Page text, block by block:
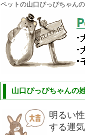
ペットの山口ぴっぴちゃん
山口ぴっぴちゃんの
明るい
する運気